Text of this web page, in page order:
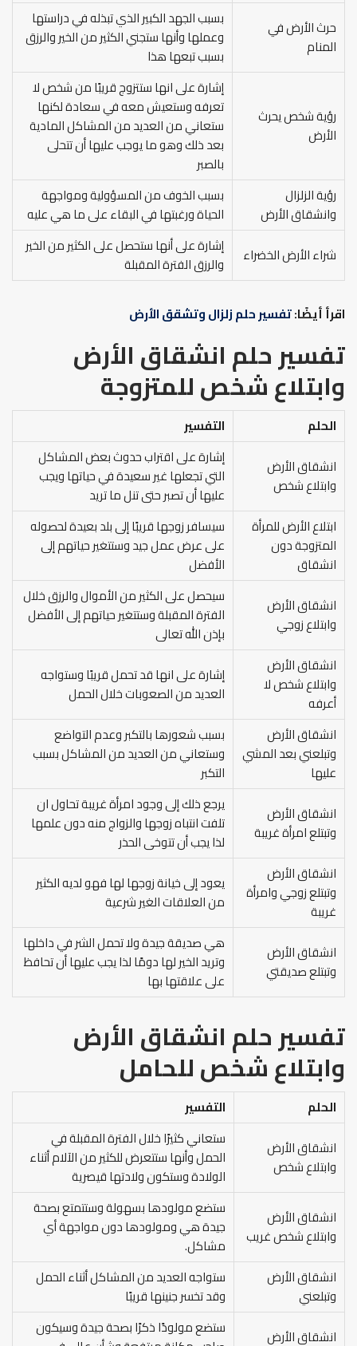
حرث الأرض في
المنام
بسبب الجهد الكبير الذي تبذله في دراستها
وعملها وأنها ستجني الكثير من الخير والرزق
بسبب تبعها هذا
رؤية شخص يحرث
الأرض
إشارة على انها ستتزوج قريبًا من شخص لا
تعرفه وستعيش معه في سعادة لكنها
ستعاني من العديد من المشاكل المادية
بعد ذلك وهو ما يوجب عليها أن تتحلى
بالصبر
رؤية الزلزال
وانشقاق الأرض
بسبب الخوف من المسؤولية ومواجهة
الحياة ورغبتها في البقاء على ما هي عليه
شراء الأرض الخضراء
إشارة على أنها ستحصل على الكثير من الخير
والرزق الفترة المقبلة
اقرأ أيضًا:تفسير حلم زلزال وتشقق الأرض
تفسير حلم انشقاق الأرض
وابتلاع شخص للمتزوجة
الحلم
التفسير
انشقاق الأرض
وابتلاع شخص
إشارة على اقتراب حدوث بعض المشاكل
التي تجعلها غير سعيدة في حياتها ويجب
عليها أن تصبر حتى تنل ما تريد
ابتلاع الأرض للمرأة
المتزوجة دون
انشقاق
سيسافر زوجها قريبًا إلى بلد بعيدة لحصوله
على عرض عمل جيد وستتغير حياتهم إلى
الأفضل
انشقاق الأرض
وابتلاع زوجي
سيحصل على الكثير من الأموال والرزق خلال
الفترة المقبلة وستتغير حياتهم إلى الأفضل
بإذن الله تعالى
انشقاق الأرض
وابتلاع شخص لا
أعرفه
إشارة على انها قد تحمل قريبًا وستواجه
العديد من الصعوبات خلال الحمل
انشقاق الأرض
وتبلعني بعد المشي
عليها
بسبب شعورها بالتكبر وعدم التواضع
وستعاني من العديد من المشاكل بسبب
التكبر
انشقاق الأرض
وتبتلع امرأة غريبة
يرجع ذلك إلى وجود امرأة غريبة تحاول ان
تلفت انتباه زوجها والزواج منه دون علمها
لذا يجب أن تتوخى الحذر
انشقاق الأرض
وتبتلع زوجي وامرأة
غريبة
يعود إلى خيانة زوجها لها فهو لديه الكثير
من العلاقات الغير شرعية
انشقاق الأرض
وتبتلع صديقتي
هي صديقة جيدة ولا تحمل الشر في داخلها
وتريد الخير لها دومًا لذا يجب عليها أن تحافظ
على علاقتها بها
تفسير حلم انشقاق الأرض
وابتلاع شخص للحامل
الحلم
التفسير
انشقاق الأرض
وابتلاع شخص
ستعاني كثيرًا خلال الفترة المقبلة في
الحمل وأنها ستتعرض للكثير من الآلام أثناء
الولادة وستكون ولادتها قيصرية
انشقاق الأرض
وابتلاع شخص غريب
ستضع مولودها بسهولة وستتمتع بصحة
جيدة هي ومولودها دون مواجهة أي
مشاكل.
انشقاق الأرض
وتبلعني
ستواجه العديد من المشاكل أثناء الحمل
وقد تخسر جنينها قريبًا
انشقاق الأرض
ستضع مولودًا ذكرًا بصحة جيدة وسيكون